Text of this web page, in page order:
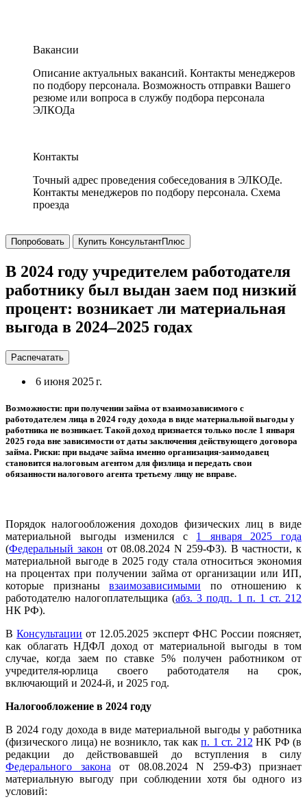
Вакансии
Описание актуальных вакансий. Контакты менеджеров
по подбору персонала. Возможность отправки Вашего
резюме или вопроса в службу подбора персонала
ЭЛКОДа
Контакты
Точный адрес проведения собеседования в ЭЛКОДе.
Контакты менеджеров по подбору персонала. Схема
проезда
Попробовать Купить КонсультантПлюс
В 2024 году учредителем работодателя
работнику был выдан заем под низкий
процент: возникает ли материальная
выгода в 2024–2025 годах
Распечатать
6 июня 2025 г.
Возможности: при получении займа от взаимозависимого с
работодателем лица в 2024 году дохода в виде материальной выгоды у
работника не возникает. Такой доход признается только после 1 января
2025 года вне зависимости от даты заключения действующего договора
займа. Риски: при выдаче займа именно организация-заимодавец
становится налоговым агентом для физлица и передать свои
обязанности налогового агента третьему лицу не вправе.
Порядок налогообложения доходов физических лиц в виде
материальной выгоды изменился с 1 января 2025 года
(Федеральный закон от 08.08.2024 N 259-ФЗ). В частности, к
материальной выгоде в 2025 году стала относиться экономия
на процентах при получении займа от организации или ИП,
которые признанывзаимозависимыми по отношению к
работодателю налогоплательщика (абз. 3 подп. 1 п. 1 ст. 212
НК РФ).
ВКонсультации от 12.05.2025 эксперт ФНС России поясняет,
как облагать НДФЛ доход от материальной выгоды в том
случае, когда заем по ставке 5% получен работником от
учредителя-юрлица своего работодателя на срок,
включающий и 2024-й, и 2025 год.
Налогообложение в 2024 году
В 2024 году дохода в виде материальной выгоды у работника
(физического лица) не возникло, так как п. 1 ст. 212 НК РФ (в
редакции до действовавшей до вступления в силу
Федерального закона от 08.08.2024 N 259-ФЗ) признает
материальную выгоду при соблюдении хотя бы одного из
условий: